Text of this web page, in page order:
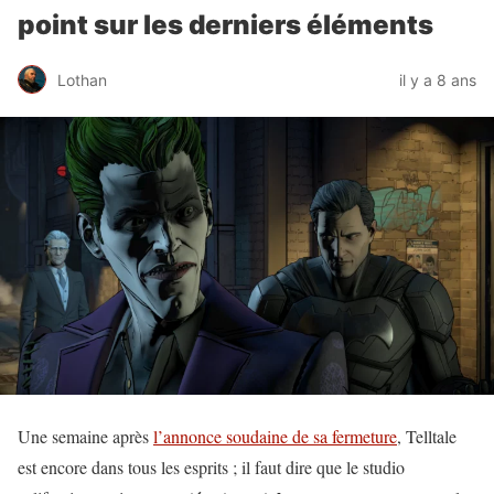
point sur les derniers éléments
Lothan il y a 8 ans
Une semaine aprèsl’annonce soudaine de sa fermeture, Telltale
est encore dans tous les esprits ; il faut dire que le studio